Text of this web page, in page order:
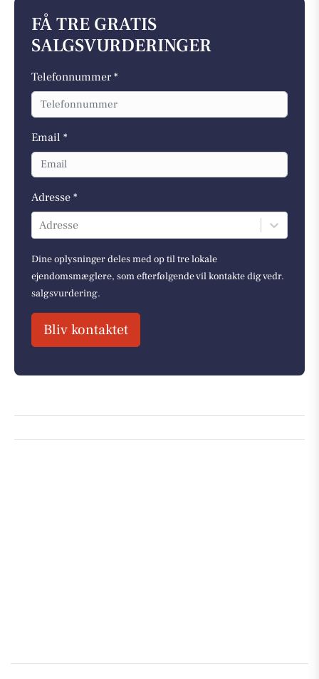
FÅ TRE GRATIS
SALGSVURDERINGER
Telefonnummer *
Email *
Adresse *
Adresse
Dine oplysninger deles med op til tre lokale
ejendomsmæglere, som efterfølgende vil kontakte dig vedr.
salgsvurdering.
Bliv kontaktet